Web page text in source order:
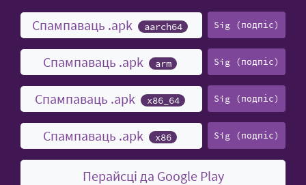
Спампаваць .apk aarch64 Sig (подпіс)
Спампаваць .apk arm Sig (подпіс)
Спампаваць .apk x86_64 Sig (подпіс)
Спампаваць .apk x86 Sig (подпіс)
Перайсці да Google Play